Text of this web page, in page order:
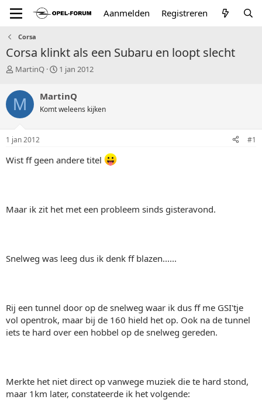
Aanmelden Registreren
Corsa
Corsa klinkt als een Subaru en loopt slecht
T
p
i
c
s
a
t
MartinQ
S
r
t
a
m
1 jan 2012
M MartinQ
Komt weleens kijken
1 jan 2012 #1
Wist ff geen andere titel
Maar ik zit het met een probleem sinds gisteravond.
Snelweg was leeg dus ik denk ff blazen......
Rij een tunnel door op de snelweg waar ik dus ff me GSI'tje
vol opentrok, maar bij de 160 hield het op. Ook na de tunnel
iets te hard over een hobbel op de snelweg gereden.
Merkte het niet direct op vanwege muziek die te hard stond,
maar 1km later, constateerde ik het volgende: